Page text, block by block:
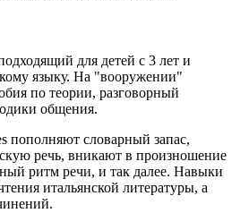
для детей с 3 лет и
языку. На "вооружении"
по теории, разговорный
общения.
пополняют словарный запас,
речь, вникают в произношение
ритм речи, и так далее. Навыки
итальянской литературы, а